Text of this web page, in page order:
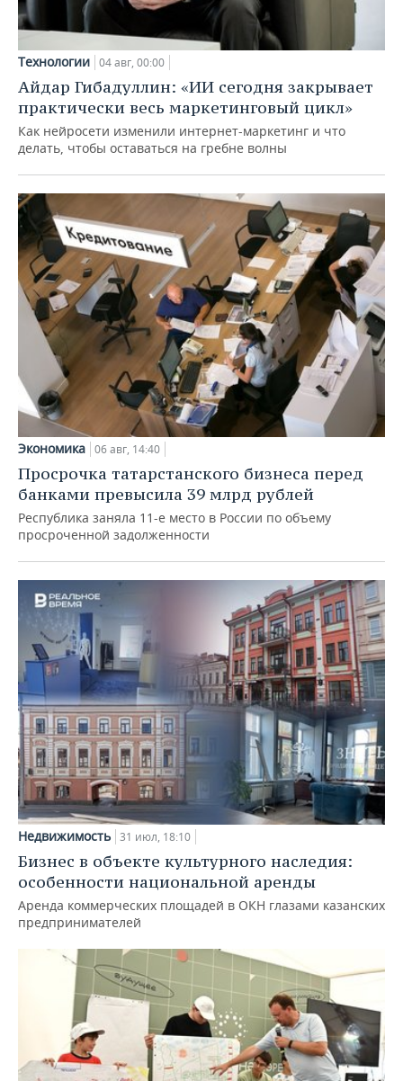
Технологии 04 авг, 00:00
Айдар Гибадуллин: «ИИ сегодня закрывает
практически весь маркетинговый цикл»
Как нейросети изменили интернет-маркетинг и что
делать, чтобы оставаться на гребне волны
Экономика 06 авг, 14:40
Просрочка татарстанского бизнеса перед
банками превысила 39 млрд рублей
Республика заняла 11-е место в России по объему
просроченной задолженности
Недвижимость 31 июл, 18:10
Бизнес в объекте культурного наследия:
особенности национальной аренды
Аренда коммерческих площадей в ОКН глазами казанских
предпринимателей